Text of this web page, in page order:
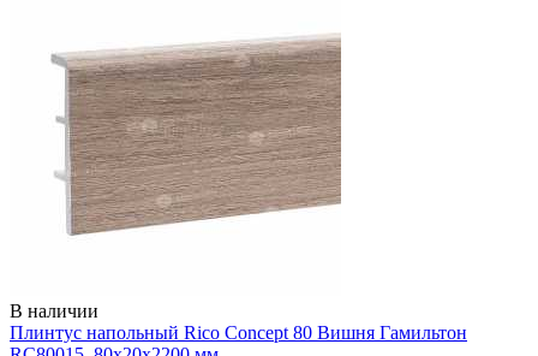
В наличии
Плинтус напольный Rico Concept 80 Вишня Гамильтон